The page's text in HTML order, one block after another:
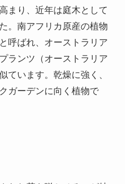
まり、近年は庭木として
。南アフリカ原産の植物
呼ばれ、オーストラリア
ランツ（オーストラリア
ています。乾燥に強く、
ガーデンに向く植物で